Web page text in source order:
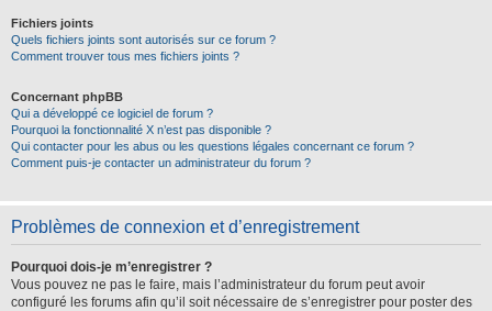
Fichiers joints
Quels fichiers joints sont autorisés sur ce forum ?
Comment trouver tous mes fichiers joints ?
Concernant phpBB
Qui a développé ce logiciel de forum ?
Pourquoi la fonctionnalité X n’est pas disponible ?
Qui contacter pour les abus ou les questions légales concernant ce forum ?
Comment puis-je contacter un administrateur du forum ?
Problèmes de connexion et d’enregistrement
Pourquoi dois-je m’enregistrer ?
Vous pouvez ne pas le faire, mais l’administrateur du forum peut avoir
configuré les forums afin qu’il soit nécessaire de s’enregistrer pour poster des